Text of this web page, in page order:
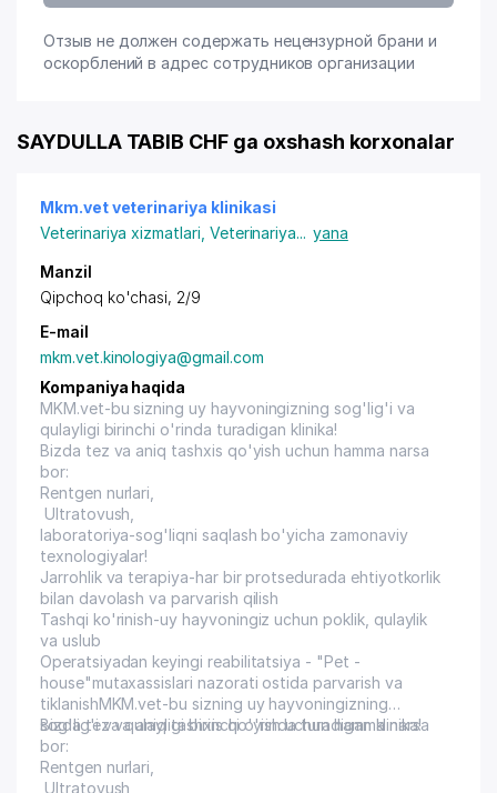
Отзыв не должен содержать нецензурной брани и
оскорблений в адрес сотрудников организации
SAYDULLA TABIB CHF ga oxshash korxonalar
Mkm.vet veterinariya klinikasi
Veterinariya xizmatlari Veterinariya... yana
Manzil
Qipchoq ko'chasi, 2/9
E-mail
mkm.vet.kinologiya@gmail.com
Kompaniya haqida
MKM.vet-bu sizning uy hayvoningizning sog'lig'i va
qulayligi birinchi o'rinda turadigan klinika!
Bizda tez va aniq tashxis qo'yish uchun hamma narsa
bor:
Rentgen nurlari,
Ultratovush,
laboratoriya-sog'liqni saqlash bo'yicha zamonaviy
texnologiyalar!
Jarrohlik va terapiya-har bir protsedurada ehtiyotkorlik
bilan davolash va parvarish qilish
Tashqi ko'rinish-uy hayvoningiz uchun poklik, qulaylik
va uslub
Operatsiyadan keyingi reabilitatsiya - "Pet -
house"mutaxassislari nazorati ostida parvarish va
tiklanishMKM.vet-bu sizning uy hayvoningizning
sog'lig'i va qulayligi birinchi o'rinda turadigan klinika!
Bizda tez va aniq tashxis qo'yish uchun hamma narsa
bor:
Rentgen nurlari,
Ultratovush,